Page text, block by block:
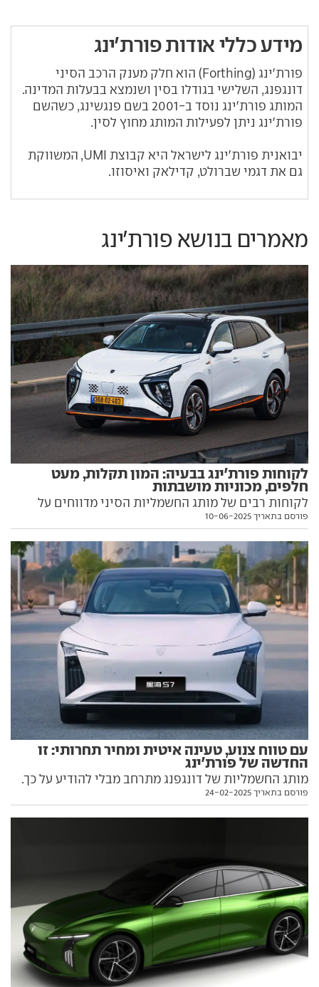
מידע כללי אודות פורת'ינג
פורת'ינג (Forthing) הוא חלק מענק הרכב הסיני
דונגפנג, השלישי בגודלו בסין ושנמצא בבעלות המדינה.
המותג פורת'ינג נוסד ב-2001 בשם פנגשינג, כשהשם
פורת'ינג ניתן לפעילות המותג מחוץ לסין.
יבואנית פורת'ינג לישראל היא קבוצת UMI, המשווקת
גם את דגמי שברולט, קדילאק ואיסוזו.
מאמרים בנושא פורת'ינג
לקוחות פורת'ינג בבעיה: המון תקלות, מעט
חלפים, מכוניות מושבתות
לקוחות רבים של מותג החשמליות הסיני מדווחים על
תקלות במערכות המיזוג והחשמל, וחלקם ממתינים
שקנו מושבתת. ביבואנית UMI בחרו שלא להגיב
פורסם בתאריך 10-06-2025
עם טווח צנוע, טעינה איטית ומחיר תחרותי: זו
החדשה של פורת'ינג
מותג החשמליות של דונגפנג מתרחב מבלי להודיע על כך.
הפעם עם דגם בתצורת סדאן, מערכת הנעה צנועה ומחיר
פורסם בתאריך 24-02-2025